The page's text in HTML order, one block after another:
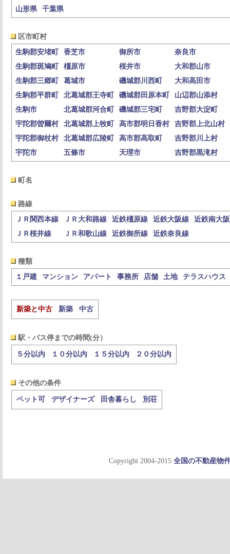
山形県
千葉県
区市町村
生駒郡安堵町
香芝市 御所市
奈良市
生駒郡斑鳩町
橿原市 桜井市
大和郡山市
生駒郡三郷町
葛城市 磯城郡川西町
大和高田市
生駒郡平群町
北葛城郡王寺町 磯城郡田原本町
山辺郡山添村
生駒市
北葛城郡河合町 磯城郡三宅町
吉野郡大淀町
宇陀郡曽爾村
北葛城郡上牧町 高市郡明日香村
吉野郡上北山村
宇陀郡御杖村
北葛城郡広陵町 高市郡高取町
吉野郡川上村
宇陀市
五條市 天理市 吉野郡黒滝村
町名
路線
ＪＲ関西本線
ＪＲ大和路線 近鉄橿原線 近鉄大阪線
近鉄南大
ＪＲ桜井線
ＪＲ和歌山線 近鉄御所線 近鉄奈良線
種類
１戸建
マンション アパート 事務所 店舗 土地 テラスハウス
新築と中古 新築 中古
駅・バス停までの時間(分）
５分以内 １０分以内 １５分以内 ２０分以内
その他の条件
ペット可 デザイナーズ 田舎暮らし 別荘
Copyright 2004-2015 全国の不動産物